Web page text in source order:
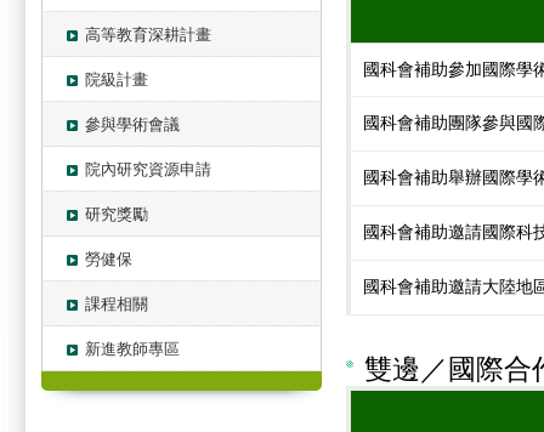
高等教育深耕計畫
院級計畫
參與學術會議
院內研究資源申請
研究獎勵
勞健保
課程相關
新進教師專區
國科會補助參加國際學
國科會補助團隊參與國
國科會補助舉辦國際學
國科會補助邀請國際科
國科會補助邀請大陸地
雙邊／國際合